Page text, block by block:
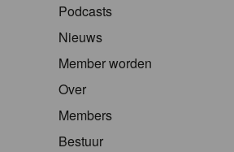
Podcasts
Nieuws
Member worden
Over
Members
Bestuur